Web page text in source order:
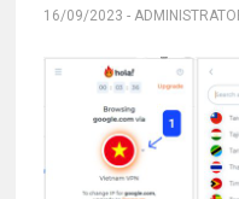
16/09/2023 -